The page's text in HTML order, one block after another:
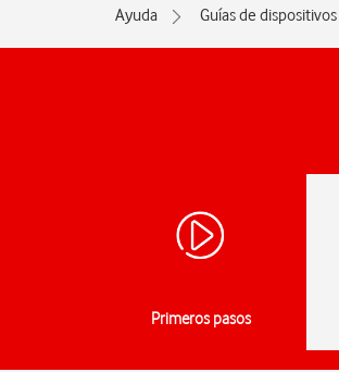
Ayuda Guías de dispositivos
Primeros pasos